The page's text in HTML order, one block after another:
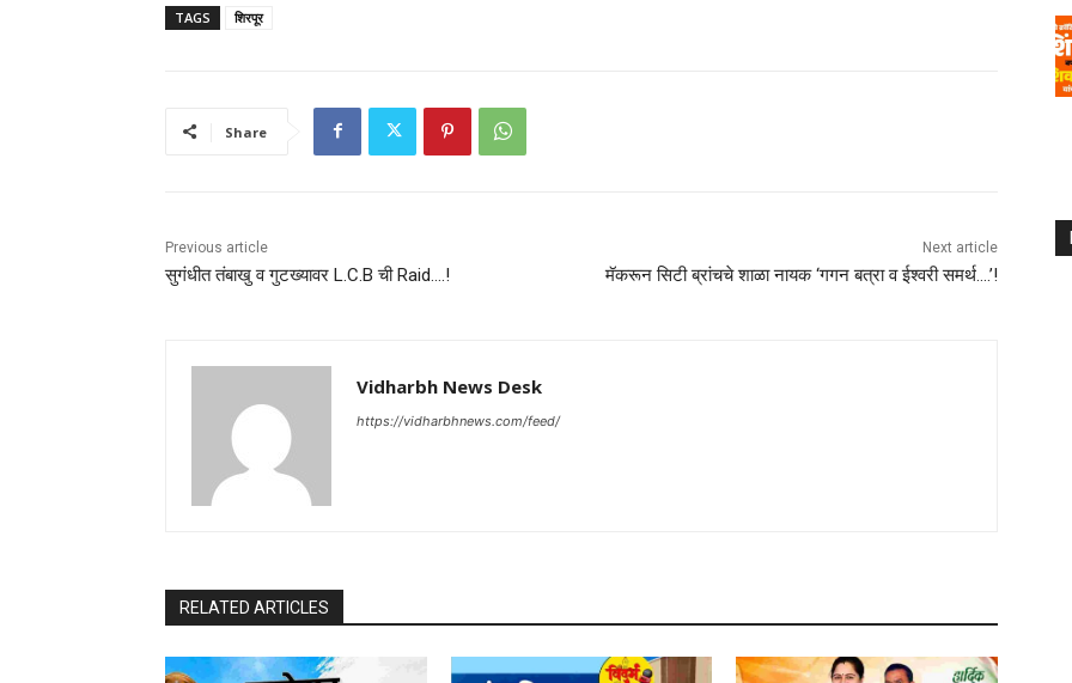
TAGS शिरपूर
Share
Previous article
सुगंधीत तंबाखु व गुटख्यावर L.C.B ची Raid….!
Next article
मॅकरून सिटी ब्रांचचे शाळा नायक ‘गगन बत्रा व ईश्वरी समर्थ….’!
Vidharbh News Desk
https://vidharbhnews.com/feed/
RELATED ARTICLES